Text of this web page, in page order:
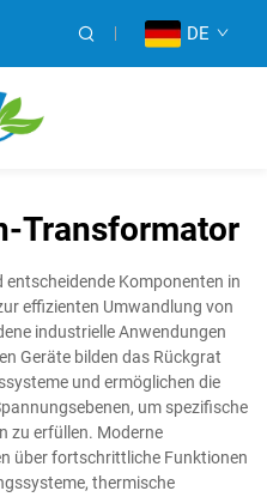
DE
Transformator
Komponenten in
effizienten Umwandlung von
industrielle Anwendungen
Geräte bilden das Rückgrat
und ermöglichen die
um spezifische
zu erfüllen. Moderne
über fortschrittliche Funktionen
thermische